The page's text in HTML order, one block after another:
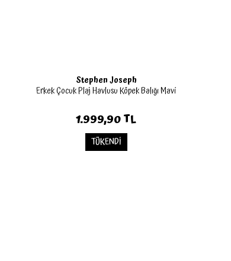
Stephen Joseph
Erkek Çocuk Plaj Havlusu Köpek Balığı Mavi
1.999,90 TL
TÜKENDİ